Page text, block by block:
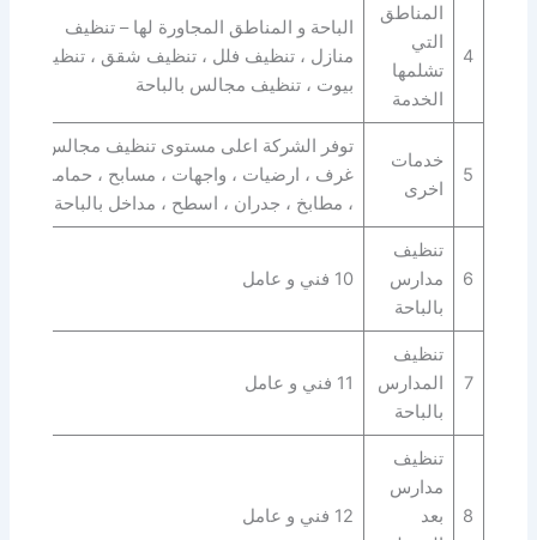
4
المناطق
التي
تشلمها
الخدمة
الباحة و المناطق المجاورة لها – تنظيف
منازل ، تنظيف فلل ، تنظيف شقق ، تنظيف
بيوت ، تنظيف مجالس بالباحة
5
خدمات
اخرى
توفر الشركة اعلى مستوى تنظيف مجالس ،
غرف ، ارضيات ، واجهات ، مسابح ، حمامات
، مطابخ ، جدران ، اسطح ، مداخل بالباحة
6
تنظيف
مدارس
بالباحة
10 فني و عامل
7
تنظيف
المدارس
بالباحة
11 فني و عامل
8
تنظيف
مدارس
بعد
12 فني و عامل